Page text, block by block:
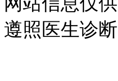
遵照医生诊断